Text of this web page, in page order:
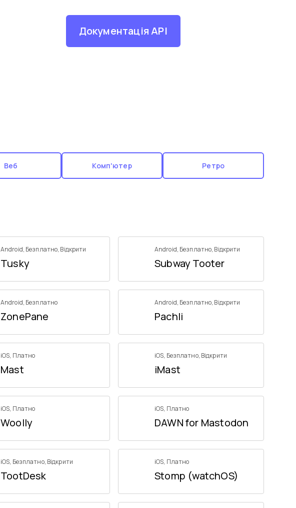
Документація API
Веб Комп'ютер Ретро
Android, Безплатно, Відкрити
Tusky
Android, Безплатно, Відкрити
Subway Tooter
Android, Безплатно
ZonePane
Android, Безплатно, Відкрити
Pachli
iOS, Платно
Mast
iOS, Безплатно, Відкрити
iMast
iOS, Платно
Woolly
iOS, Платно
DAWN for Mastodon
iOS, Безплатно, Відкрити
TootDesk
iOS, Платно
Stomp (watchOS)